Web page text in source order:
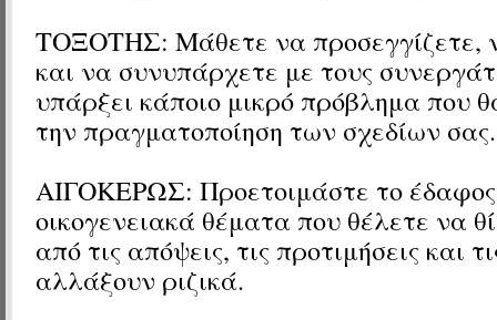
ΤΟΞΟΤΗΣ: Μάθετε να προσεγγίζετε,
και να συνυπάρχετε με τους
υπάρξει κάποιο μικρό πρόβλημα που
την πραγματοποίηση των σχεδίων σας.
ΑΙΓΟΚΕΡΩΣ: Προετοιμάστε το
οικογενειακά θέματα που θέλετε να
από τις απόψεις, τις προτιμήσεις και
αλλάξουν ριζικά.